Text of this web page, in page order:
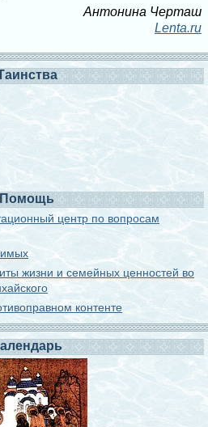
Антонина Черташ
Lenta.ru
Помощь
центр по вопросам
жизни и семейных ценностей во
контенте